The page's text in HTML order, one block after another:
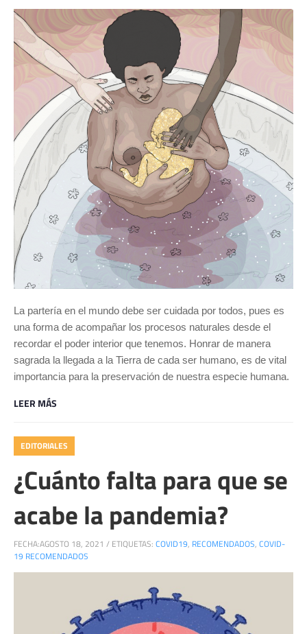
La partería en el mundo debe ser cuidada por todos, pues es
una forma de acompañar los procesos naturales desde el
recordar el poder interior que tenemos. Honrar de manera
sagrada la llegada a la Tierra de cada ser humano, es de vital
importancia para la preservación de nuestra especie humana.
LEER MÁS
EDITORIALES
¿Cuánto falta para que se
acabe la pandemia?
FECHA:AGOSTO 18, 2021 / ETIQUETAS: COVID19, RECOMENDADOS, COVID-
19 RECOMENDADOS